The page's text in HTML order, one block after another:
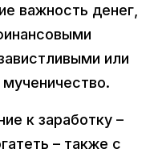
важность денег,
или
к заработку –
– также с